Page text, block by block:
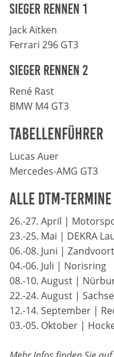
Sieger Rennen 1
Jack Aitken
Ferrari 296 GT3
Sieger Rennen 2
René Rast
BMW M4 GT3
Tabellenführer
Lucas Auer
Mercedes-AMG GT3
Alle DTM-Termine
26.-27. April |
23.-25. Mai | DEKRA
06.-08. Juni | Zandvoort
04.-06. Juli | Norisring
08.-10. August |
22.-24. August |
12.-14. September |
03.-05. Oktober |
Name:
cookie_consent
DMSB
Zweck:
Einstellungen.
Cookie Laufzeit:
12 Monate
Statistiken
Cookies, die der
Erstellung von
Nutzungsstatistik
Besucher persönlich
Google Analytics
Name:
_gat, _ga, _gid